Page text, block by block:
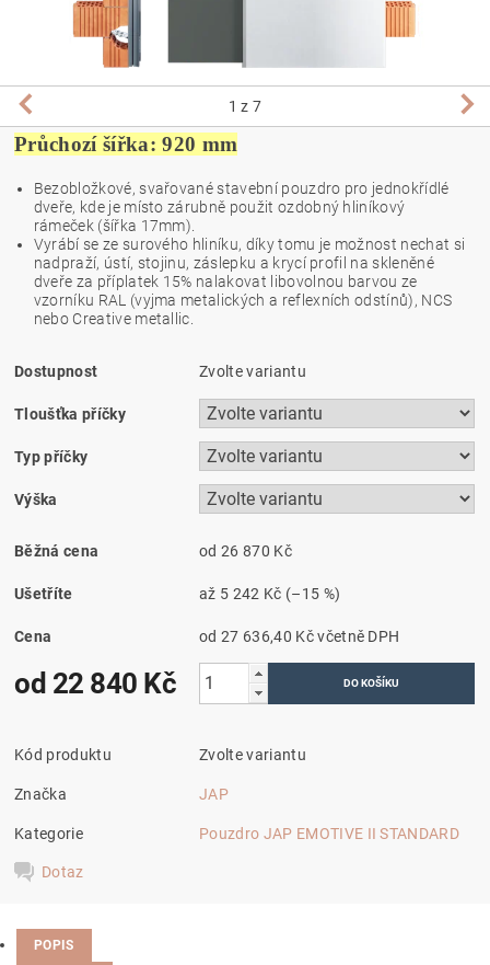
1 z 7
Průchozí šířka: 920 mm
Bezobložkové, svařované stavební pouzdro pro jednokřídlé
dveře, kde je místo zárubně použit ozdobný hliníkový
rámeček (šířka 17mm).
Vyrábí se ze surového hliníku, díky tomu je možnost nechat si
nadpraží, ústí, stojinu, záslepku a krycí profil na skleněné
dveře za příplatek 15% nalakovat libovolnou barvou ze
vzorníku RAL (vyjma metalických a reflexních odstínů), NCS
nebo Creative metallic.
Dostupnost Zvolte variantu
Tloušťka příčky
Typ příčky
Výška
Běžná cena od 26 870 Kč
Ušetříte až 5 242 Kč (–15 %)
Cena od 27 636,40 Kčvčetně DPH
od 22 840 Kč
Kód produktu Zvolte variantu
Značka JAP
Kategorie Pouzdro JAP EMOTIVE II STANDARD
Dotaz
POPIS